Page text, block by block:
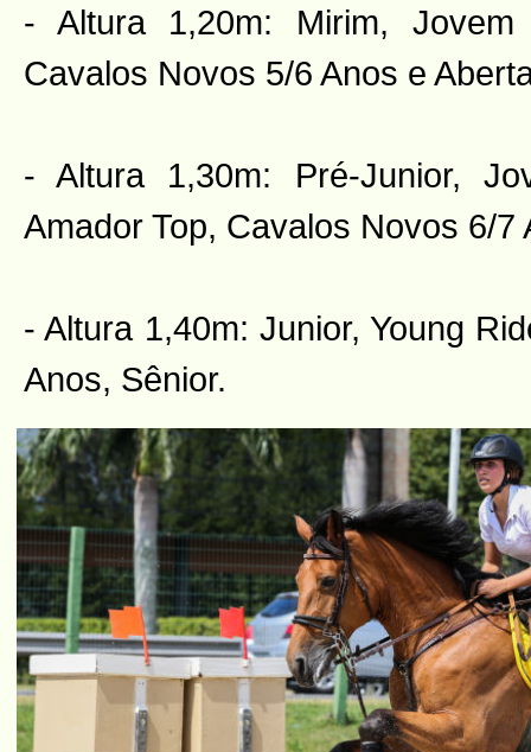
- Altura 1,20m: Mirim, Jovem
Cavalos Novos 5/6 Anos e
- Altura 1,30m: Pré-Junior,
Amador Top, Cavalos Novos 6/7
- Altura 1,40m: Junior, Young
Anos, Sênior.